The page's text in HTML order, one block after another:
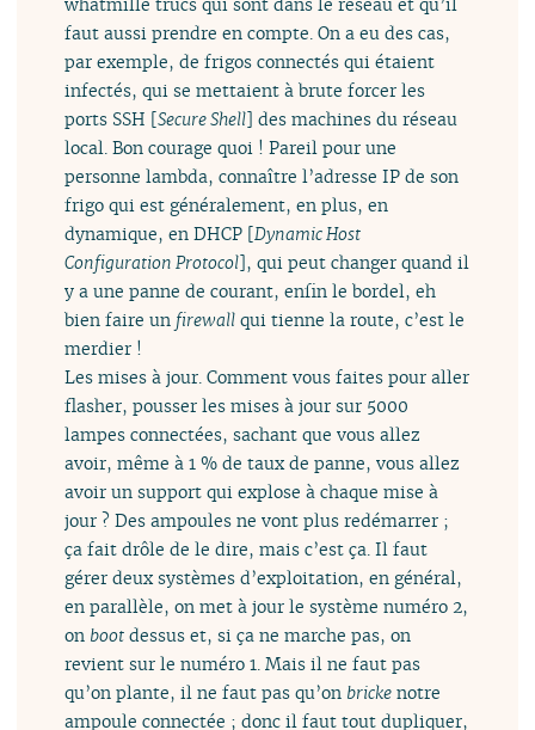
whatmille trucs qui sont dans le réseau et qu’il
faut aussi prendre en compte. On a eu des cas,
par exemple, de frigos connectés qui étaient
infectés, qui se mettaient à brute forcer les
ports SSH [Secure Shell] des machines du réseau
local. Bon courage quoi ! Pareil pour une
personne lambda, connaître l’adresse IP de son
frigo qui est généralement, en plus, en
dynamique, en DHCP [Dynamic Host
Configuration Protocol], qui peut changer quand il
y a une panne de courant, enfin le bordel, eh
bien faire un firewall qui tienne la route, c’est le
merdier !
Les mises à jour. Comment vous faites pour aller
flasher, pousser les mises à jour sur 5000
lampes connectées, sachant que vous allez
avoir, même à 1 % de taux de panne, vous allez
avoir un support qui explose à chaque mise à
jour ? Des ampoules ne vont plus redémarrer ;
ça fait drôle de le dire, mais c’est ça. Il faut
gérer deux systèmes d’exploitation, en général,
en parallèle, on met à jour le système numéro 2,
on boot dessus et, si ça ne marche pas, on
revient sur le numéro 1. Mais il ne faut pas
qu’on plante, il ne faut pas qu’on bricke notre
ampoule connectée ; donc il faut tout dupliquer,